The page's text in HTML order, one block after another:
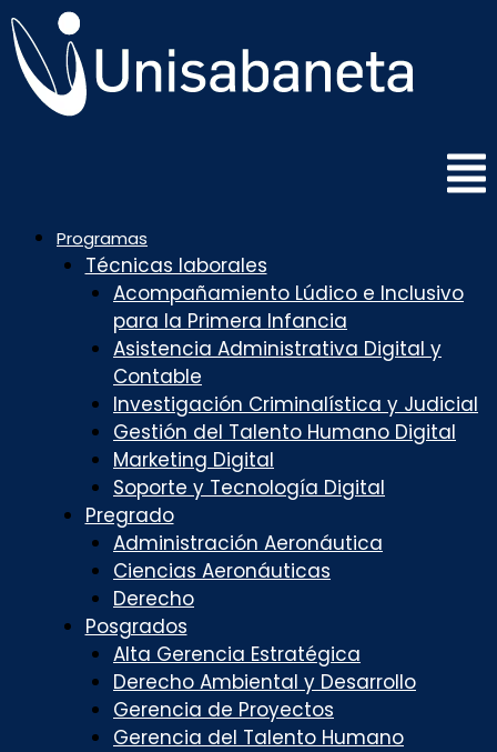
Saltar
al
contenido
Programas
Técnicas laborales
Acompañamiento Lúdico e Inclusivo
para la Primera Infancia
Asistencia Administrativa Digital y
Contable
Investigación Criminalística y Judicial
Gestión del Talento Humano Digital
Marketing Digital
Soporte y Tecnología Digital
Pregrado
Administración Aeronáutica
Ciencias Aeronáuticas
Derecho
Posgrados
Alta Gerencia Estratégica
Derecho Ambiental y Desarrollo
Gerencia de Proyectos
Gerencia del Talento Humano